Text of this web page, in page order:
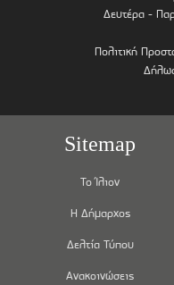
Δευτέρα -
Πολιτική
Sitemap
Το Ίλιον
Η Δήμαρχος
Δελτία Τύπου
Ανακοινώσεις